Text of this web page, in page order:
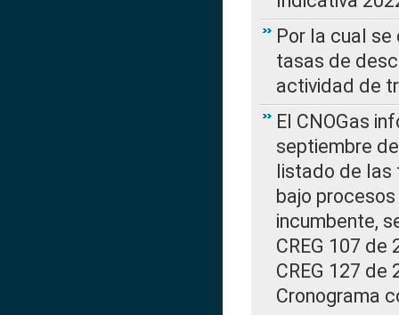
Por la cual
tasas de
actividad de
El CNOGas
septiembre
listado de las
bajo
incumbente,
CREG 107
CREG 127 de
Cronograma